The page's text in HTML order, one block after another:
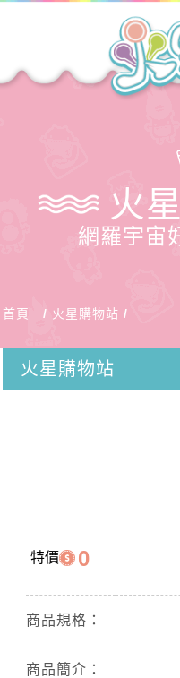
火
網羅宇宙
首頁 火星購物站
火星購物站
特價 0
商品規格：
商品簡介：